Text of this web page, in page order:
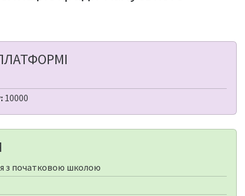
10000
з початковою школою